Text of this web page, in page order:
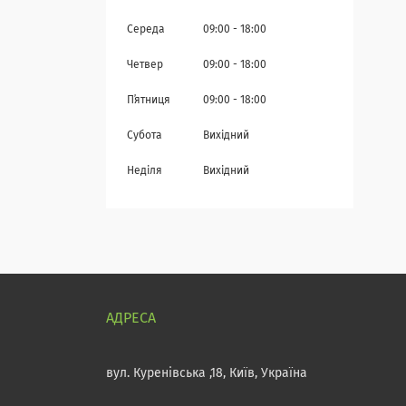
Середа 09:00 18:00
Четвер 09:00 18:00
Пʼятниця 09:00 18:00
Субота Вихідний
Неділя Вихідний
вул. Куренівська ,18, Київ, Україна